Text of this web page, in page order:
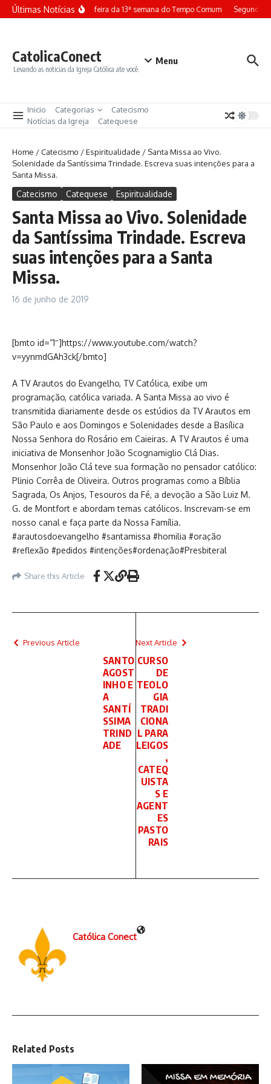
Ir para o conteúdo
Últimas NotíciasTerça-feira da 13ª semana do Tempo Comum Segunda-
CatolicaConect
Levando as noticias da Igreja Católica ate você.
Menu
Inicio Categorias
Catecismo
Notícias da Igreja
Catequese
Home /Catecismo /Espiritualidade / Santa Missa ao Vivo.
Solenidade da Santíssima Trindade. Escreva suas intenções para a
Santa Missa.
Catecismo Catequese Espiritualidade
Santa Missa ao Vivo. Solenidade
da Santíssima Trindade. Escreva
suas intenções para a Santa
Missa.
16 de junho de 2019
[bmto id=”1″]https://www.youtube.com/watch?
v=yynmdGAh3ck[/bmto]
A TV Arautos do Evangelho, TV Católica, exibe um
programação, católica variada. A Santa Missa ao vivo é
transmitida diariamente desde os estúdios da TV Arautos em
São Paulo e aos Domingos e Solenidades desde a Basílica
Nossa Senhora do Rosário em Caieiras. A TV Arautos é uma
iniciativa de Monsenhor João Scognamiglio Clá Dias.
Monsenhor João Clá teve sua formação no pensador católico:
Plinio Corrêa de Oliveira. Outros programas como a Bíblia
Sagrada, Os Anjos, Tesouros da Fé, a devoção a São Luiz M.
G. de Montfort e abordam temas católicos. Inscrevam-se em
nosso canal e faça parte da Nossa Família.
#arautosdoevangelho #santamissa #homilia #oração
#reflexão #pedidos #intenções#ordenação#Presbiteral
Share this Article
Previous Article
SANTO
AGOST
INHO E
A
SANTÍ
SSIMA
TRIND
ADE
Next Article
CURSO
DE
TEOLO
GIA
TRADI
CIONA
L PARA
LEIGOS
,
CATEQ
UISTA
S E
AGENT
ES
PASTO
RAIS
Católica Conect
Related Posts